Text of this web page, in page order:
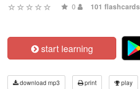
0 101 flashcards
start learning
download mp3 print play